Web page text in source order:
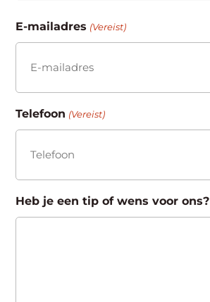
E-mailadres (Vereist)
Telefoon (Vereist)
Heb je een tip of wens voor ons?